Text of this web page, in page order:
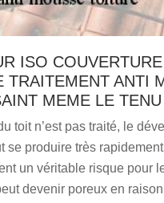
ISO
TRAITEMENT ANTI
MEME LE TENU
toit n’est pas traité, le
se produire très
un véritable risque pour
devenir poreux en